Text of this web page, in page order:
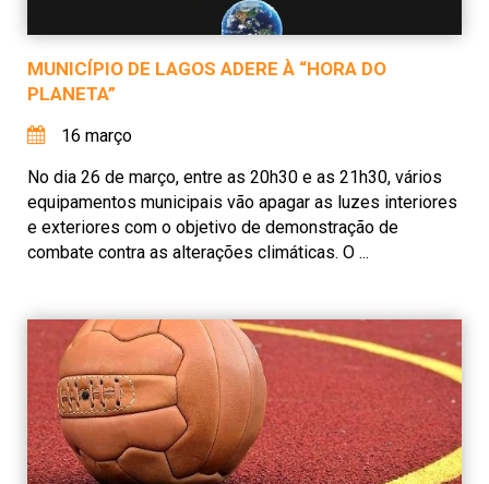
MUNICÍPIO DE LAGOS ADERE À “HORA DO
PLANETA”
16 março
No dia 26 de março, entre as 20h30 e as 21h30, vários
equipamentos municipais vão apagar as luzes interiores
e exteriores com o objetivo de demonstração de
combate contra as alterações climáticas. O ...